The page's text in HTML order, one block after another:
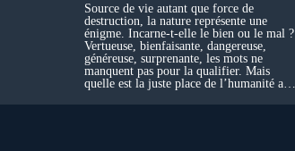
Source de vie autant que force de
destruction, la nature représente une
énigme. Incarne-t-elle le bien ou le mal ?
Vertueuse, bienfaisante, dangereuse,
généreuse, surprenante, les mots ne
manquent pas pour la qualifier. Mais
quelle est la juste place de l’humanité au